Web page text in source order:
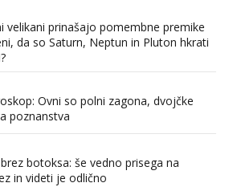
velikani prinašajo pomembne premike
da so Saturn, Neptun in Pluton hkrati
Ovni so polni zagona, dvojčke
poznanstva
botoksa: še vedno prisega na
in videti je odlično